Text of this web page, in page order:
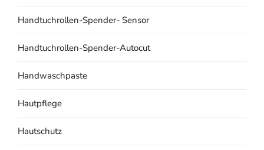
Handtuchrollen-Spender- Sensor
Handtuchrollen-Spender-Autocut
Handwaschpaste
Hautpflege
Hautschutz